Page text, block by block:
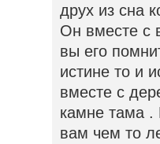
друх из сна
Он вместе с
вы его
истине то и
вместе с
камне тама .
вам чем то